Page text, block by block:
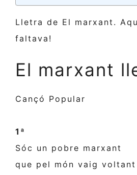
Lletra de El marxant.
faltava!
El marxant
Cançó Popular
1ª
Sóc un pobre marxant
que pel món vaig voltant